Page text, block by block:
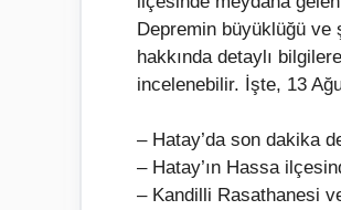
Depremin büyüklüğü ve
hakkında detaylı
incelenebilir. İşte, 13
– Hatay’da son dakika
– Hatay’ın Hassa
– Kandilli Rasathanesi